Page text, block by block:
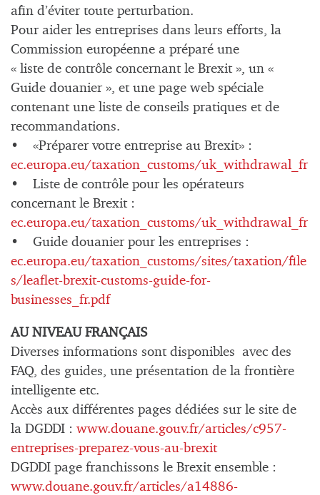
afin d’éviter toute perturbation.
Pour aider les entreprises dans leurs efforts, la
Commission européenne a préparé une
« liste de contrôle concernant le Brexit », un «
Guide douanier », et une page web spéciale
contenant une liste de conseils pratiques et de
recommandations.
• «Préparer votre entreprise au Brexit» :
ec.europa.eu/taxation_customs/uk_withdrawal_fr
• Liste de contrôle pour les opérateurs
concernant le Brexit :
ec.europa.eu/taxation_customs/uk_withdrawal_fr
• Guide douanier pour les entreprises :
ec.europa.eu/taxation_customs/sites/taxation/file
s/leaflet-brexit-customs-guide-for-
businesses_fr.pdf
AU NIVEAU FRANÇAIS
Diverses informations sont disponibles avec des
FAQ, des guides, une présentation de la frontière
intelligente etc.
Accès aux différentes pages dédiées sur le site de
la DGDDI : www.douane.gouv.fr/articles/c957-
entreprises-preparez-vous-au-brexit
DGDDI page franchissons le Brexit ensemble :
www.douane.gouv.fr/articles/a14886-